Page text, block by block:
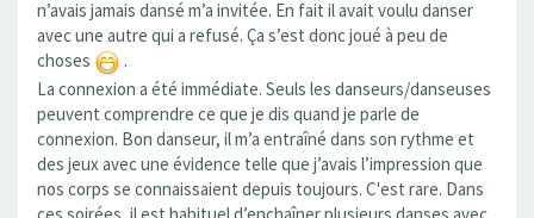
n’avais jamais dansé m’a invitée. En fait il avait voulu danser
avec une autre qui a refusé. Ça s’est donc joué à peu de
choses
.
La connexion a été immédiate. Seuls les danseurs/danseuses
peuvent comprendre ce que je dis quand je parle de
connexion. Bon danseur, il m’a entraîné dans son rythme et
des jeux avec une évidence telle que j’avais l’impression que
nos corps se connaissaient depuis toujours. C'est rare. Dans
ces soirées, il est habituel d’enchaîner plusieurs danses avec